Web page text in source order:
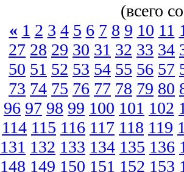
(всего
« 1 2 3 4 5 6 7 8 9 10 11
27 28 29 30 31 32 33 34
50 51 52 53 54 55 56 57
73 74 75 76 77 78 79 80
96 97 98 99 100 101 102
114 115 116 117 118 119
131 132 133 134 135 136
148 149 150 151 152 153